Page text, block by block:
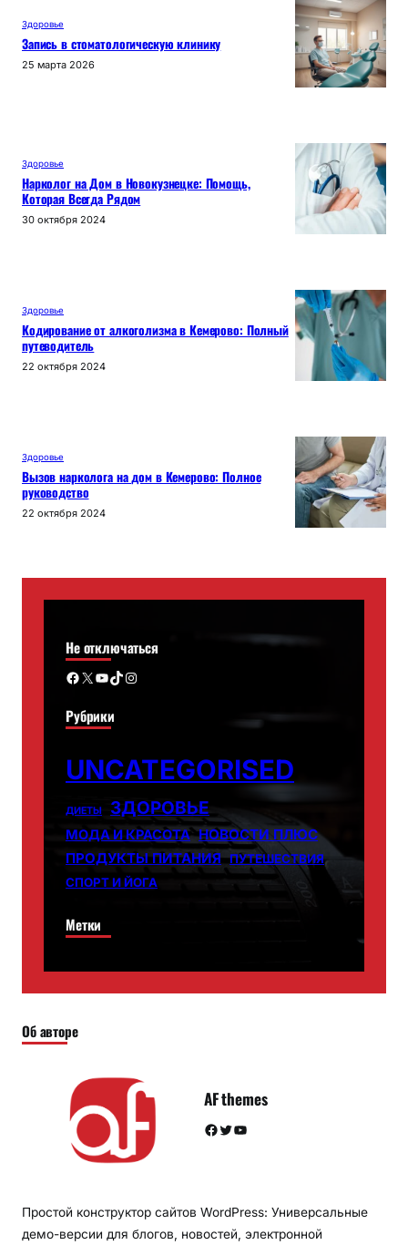
Здоровье
Запись в стоматологическую клинику
25 марта 2026
Здоровье
Нарколог на Дом в Новокузнецке: Помощь,
Которая Всегда Рядом
30 октября 2024
Здоровье
Кодирование от алкоголизма в Кемерово: Полный
путеводитель
22 октября 2024
Здоровье
Вызов нарколога на дом в Кемерово: Полное
руководство
22 октября 2024
Не отключаться
Facebook X YouTube TikTok Instagram
Рубрики
UNCATEGORISED
ДИЕТЫ ЗДОРОВЬЕ
МОДА И КРАСОТА НОВОСТИ ПЛЮС
ПРОДУКТЫ ПИТАНИЯ ПУТЕШЕСТВИЯ
СПОРТ И ЙОГА
Метки
Об авторе
AF themes
Facebook Twitter YouTube
Простой конструктор сайтов WordPress: Универсальные
демо-версии для блогов, новостей, электронной